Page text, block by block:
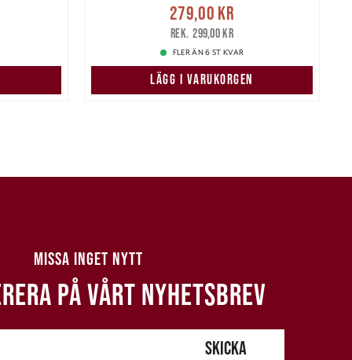
Nuvarande pris
Tidigare pris
279,00 kr
299,00 kr
FLER ÄN 6 ST KVAR
LÄGG I VARUKORGEN
MISSA INGET NYTT
PÅ VÅRT NYHETSBREV
SKICKA